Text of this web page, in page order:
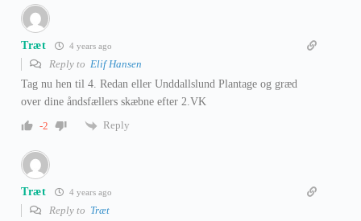
Træt 4 years ago
Reply to Elif Hansen
Tag nu hen til 4. Redan eller Unddallslund Plantage og græd
over dine åndsfællers skæbne efter 2.VK
-2
Reply
Træt 4 years ago
Reply to Træt